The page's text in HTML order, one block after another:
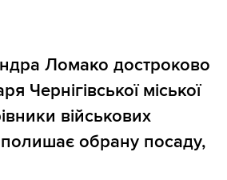
Ломако достроково
Чернігівської міської
військових
полишає обрану посаду,